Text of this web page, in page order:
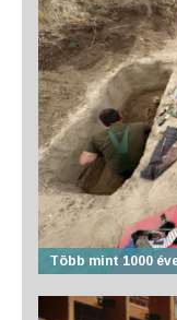
Több mint 1000